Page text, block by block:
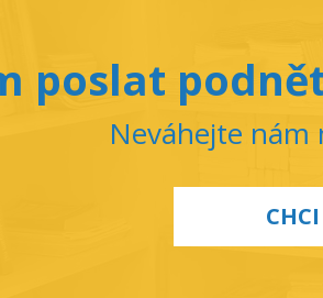
poslat
Neváhejte nám